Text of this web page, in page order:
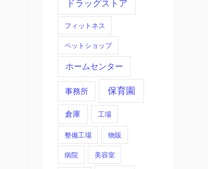
ドラッグストア
フィットネス
ペットショップ
ホームセンター
事務所 保育園
倉庫 工場
整備工場 物販
病院 美容室